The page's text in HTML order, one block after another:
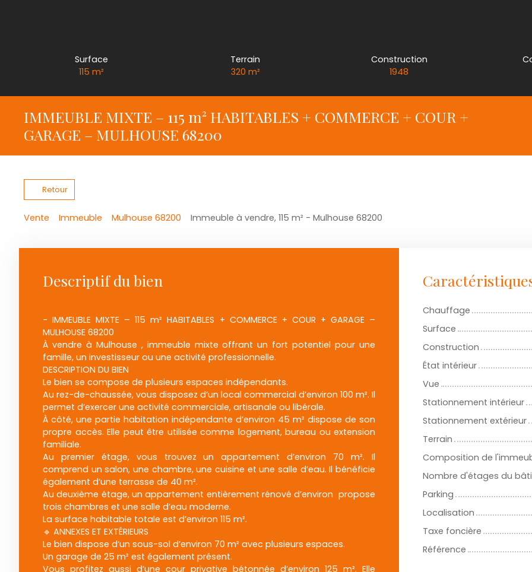
Surface
115 m²
Terrain
320 m²
Construction
1948
IMMEUBLE MIXTE – 115 m² HABITABLES + COMMERCE + COUR +
GARAGE – MULHOUSE 68200
Retour
Vente Immeuble Mulhouse 68200 Immeuble à vendre, 115 m² - Mulhouse 68200
Descriptif du bien
- IMMEUBLE MIXTE – 115 m² HABITABLES + COMMERCE + COUR + GARAGE –
MULHOUSE 68200
À vendre à Mulhouse , immeuble mixte offrant un fort potentiel pour une
famille, un investisseur ou une activité professionnelle.
DESCRIPTION DU BIEN
Le bien se compose de plusieurs espaces indépendants.
Au rez-de-chaussée, vous disposez d’un local commercial d’environ 100 m². Il
permet d’exercer une activité commerciale, artisanale ou libérale.
À côté, une partie habitation indépendante d’environ 45 m² dispose de son
propre accès. Elle peut être utilisée comme logement, bureau ou extension
familiale.
Au premier étage, vous trouvez un appartement d’environ 70 m². Il
comprend un salon, une chambre, une cuisine et une salle d’eau. Il bénéficie
également d’une terrasse de 40 m².
Au deuxième étage, un appartement entièrement rénové d’environ propose
trois chambres et une salle d’eau moderne.
La surface habitable totale est d’environ 115 m².
🔹 ANNEXES ET EXTÉRIEURS
Le bien dispose d’un sous-sol d’environ 70 m² avec plusieurs espaces.
Un garage de 25 m² est également présent.
Vous profitez aussi d’une cour privative bétonnée d’environ 125 m². Elle
Chauffage
Surface
Construction
État intérieur
Vue
Stationnement intérieur
Stationnement extérieur
Terrain
Composition de
Nombre d'étages du
Parking
Localisation
Taxe foncière
Référence